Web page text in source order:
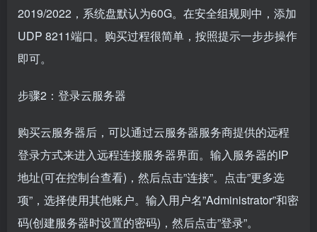
2019/2022，系统盘默认为60G。在安全组规则中，添加
UDP 8211端口。购买过程很简单，按照提示一步步操作
即可。
步骤2：登录云服务器
购买云服务器后，可以通过云服务器服务商提供的远程
登录方式来进入远程连接服务器界面。输入服务器的IP
地址(可在控制台查看)，然后点击”连接”。点击”更多选
项”，选择使用其他账户。输入用户名”Administrator”和密
码(创建服务器时设置的密码)，然后点击”登录”。